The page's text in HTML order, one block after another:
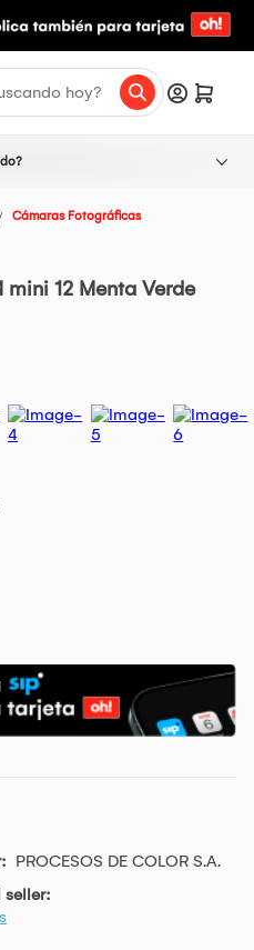
Cámaras Fotográficas
12 Menta Verde
PROCESOS DE COLOR S.A.
seller: